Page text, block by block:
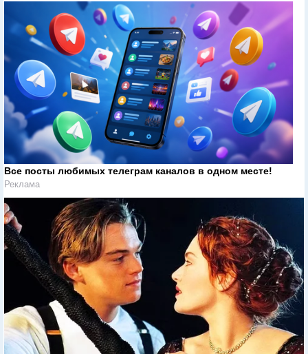
Все посты любимых телеграм каналов в одном месте!
Реклама